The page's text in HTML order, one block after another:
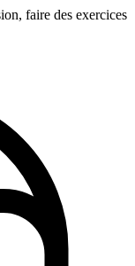
faire des exercices